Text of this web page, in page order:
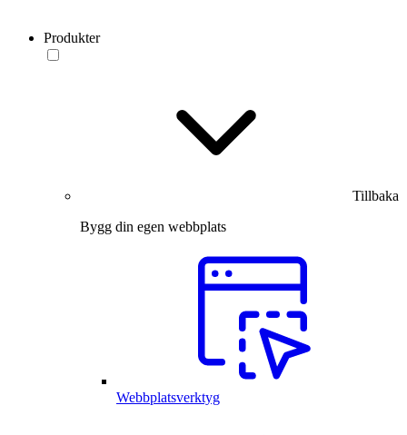
Produkter
Tillbaka
Bygg din egen webbplats
Webbplatsverktyg